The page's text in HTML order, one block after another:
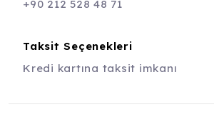
+90 212 528 48 71
Taksit Seçenekleri
Kredi kartına taksit imkanı